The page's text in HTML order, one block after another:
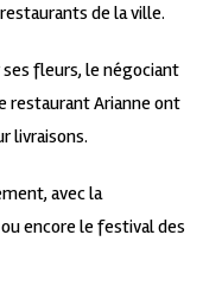
de la ville.
fleurs, le négociant
restaurant Arianne ont
livraisons.
avec la
encore le festival des